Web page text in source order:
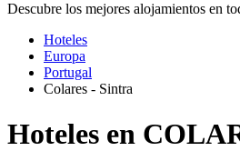
Descubre los mejores alojamientos en
Hoteles
Europa
Portugal
Colares - Sintra
Hoteles en